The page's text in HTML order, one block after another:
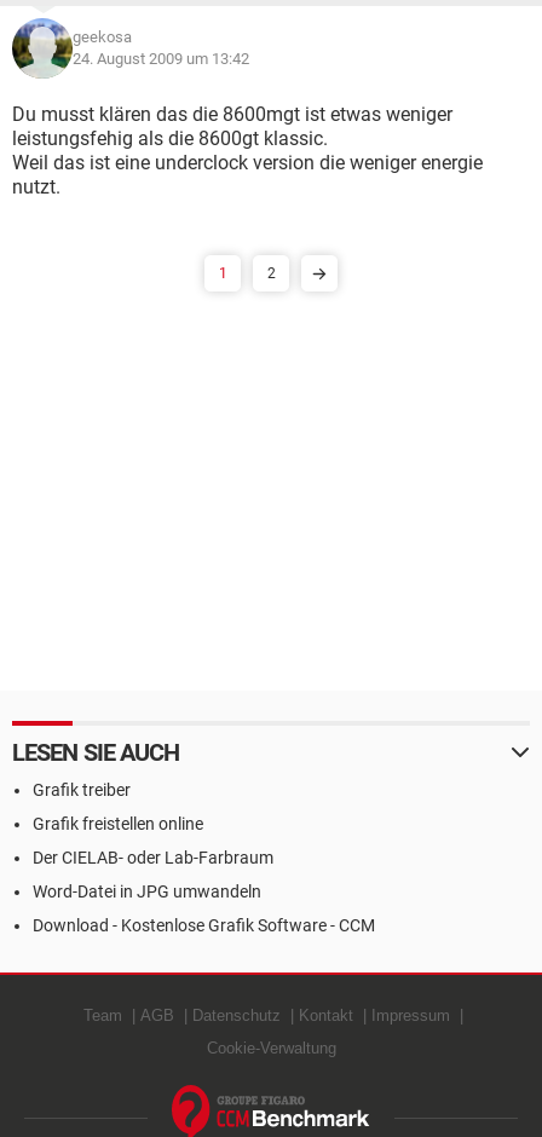
geekosa
24. August 2009 um 13:42
Du musst klären das die 8600mgt ist etwas weniger
leistungsfehig als die 8600gt klassic.
Weil das ist eine underclock version die weniger energie
nutzt.
1 2
LESEN SIE AUCH
Grafik treiber
Grafik freistellen online
Der CIELAB- oder Lab-Farbraum
Word-Datei in JPG umwandeln
Download - Kostenlose Grafik Software - CCM
Team AGB Datenschutz Kontakt
Impressum
Cookie-Verwaltung